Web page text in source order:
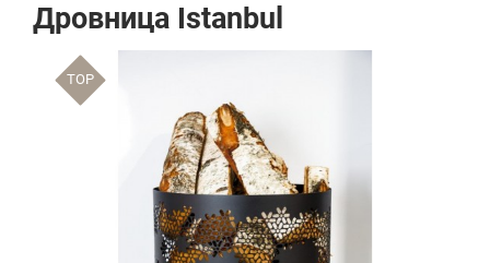
Дровница Istanbul
TOP